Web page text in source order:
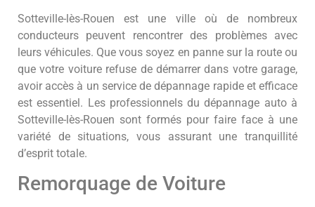
Sotteville-lès-Rouen est une ville où de nombreux
conducteurs peuvent rencontrer des problèmes avec
leurs véhicules. Que vous soyez en panne sur la route ou
que votre voiture refuse de démarrer dans votre garage,
avoir accès à un service de dépannage rapide et efficace
est essentiel. Les professionnels du dépannage auto à
Sotteville-lès-Rouen sont formés pour faire face à une
variété de situations, vous assurant une tranquillité
d’esprit totale.
Remorquage de Voiture